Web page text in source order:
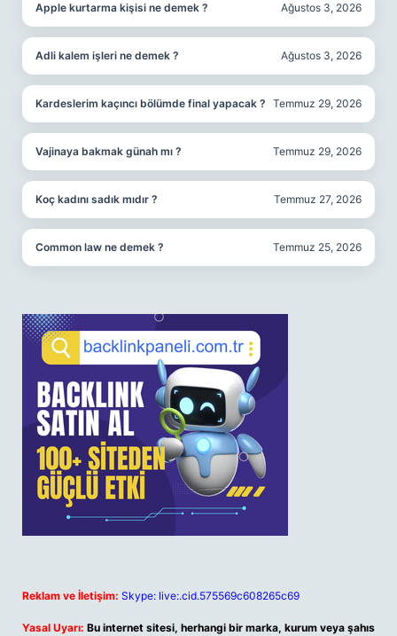
Apple kurtarma kişisi ne demek ? Ağustos 3, 2026
Adli kalem işleri ne demek ? Ağustos 3, 2026
Kardeslerim kaçıncı bölümde final yapacak ? Temmuz 29, 2026
Vajinaya bakmak günah mı ? Temmuz 29, 2026
Koç kadını sadık mıdır ? Temmuz 27, 2026
Common law ne demek ? Temmuz 25, 2026
Reklam ve İletişim: Skype: live:.cid.575569c608265c69
Yasal Uyarı: Bu internet sitesi, herhangi bir marka, kurum veya şahıs